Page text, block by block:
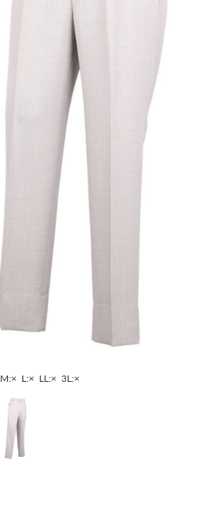
M:× L:× LL:× 3L:×